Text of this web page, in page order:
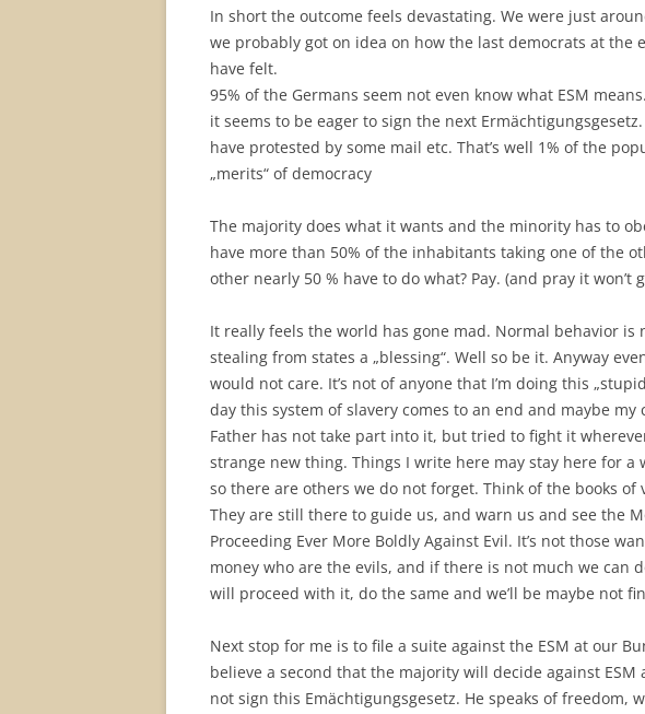
In short the outcome feels devastating. We were just
we probably got on idea on how the last democrats at the
have felt.
95% of the Germans seem not even know what ESM
it seems to be eager to sign the next
have protested by some mail etc. That’s well 1% of the
„merits“ of democracy
The majority does what it wants and the minority has to
have more than 50% of the inhabitants taking one of the
other nearly 50 % have to do what? Pay. (and pray it won’t
It really feels the world has gone mad. Normal behavior is
stealing from states a „blessing“. Well so be it. Anyway
would not care. It’s not of anyone that I’m doing this
day this system of slavery comes to an end and maybe
Father has not take part into it, but tried to fight it
strange new thing. Things I write here may stay here for a
so there are others we do not forget. Think of the books of
They are still there to guide us, and warn us and see the
Proceeding Ever More Boldly Against Evil. It’s not those
money who are the evils, and if there is not much we can
will proceed with it, do the same and we’ll be maybe not
Next stop for me is to file a suite against the ESM at our
believe a second that the majority will decide against
not sign this Emächtigungsgesetz. He speaks of freedom,